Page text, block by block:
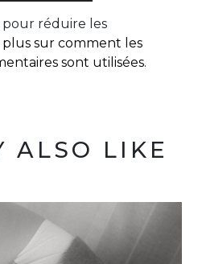
pour réduire les
plus sur comment les
sont utilisées.
ALSO LIKE